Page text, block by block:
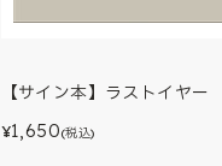
【サイン本】ラストイヤー
¥1,650(税込)